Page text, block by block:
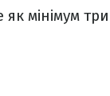
мінімум